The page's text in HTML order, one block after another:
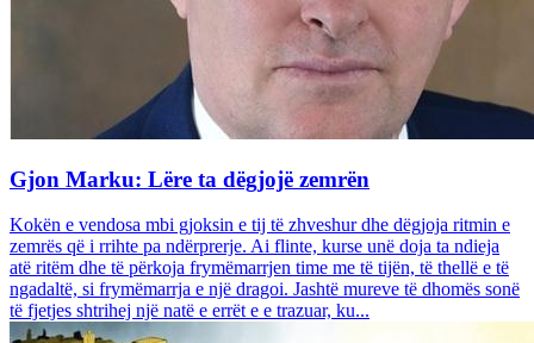
Gjon Marku: Lëre ta dëgjojë zemrën
Kokën e vendosa mbi gjoksin e tij të zhveshur dhe dëgjoja ritmin e
zemrës që i rrihte pa ndërprerje. Ai flinte, kurse unë doja ta ndieja
atë ritëm dhe të përkoja frymëmarrjen time me të tijën, të thellë e të
ngadaltë, si frymëmarrja e një dragoi. Jashtë mureve të dhomës sonë
të fjetjes shtrihej një natë e errët e e trazuar, ku...